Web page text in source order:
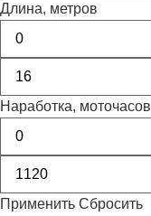
Длина, метров
Наработка, моточасов
Применить Сбросить